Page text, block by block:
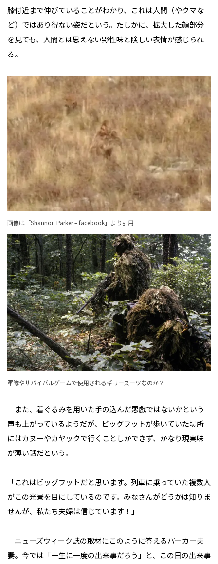
膝付近まで伸びていることがわかり、これは人間（やクマな
ど）ではあり得ない姿だという。たしかに、拡大した顔部分
を見ても、人間とは思えない野性味と険しい表情が感じられ
る。
画像は「Shannon Parker – facebook」より引用
軍隊やサバイバルゲームで使用されるギリースーツなのか？
また、着ぐるみを用いた手の込んだ悪戯ではないかという
声も上がっているようだが、ビッグフットが歩いていた場所
にはカヌーやカヤックで行くことしかできず、かなり現実味
が薄い話だという。
「これはビッグフットだと思います。列車に乗っていた複数人
がこの光景を目にしているのです。みなさんがどうかは知りま
せんが、私たち夫婦は信じています！」
ニューズウィーク誌の取材にこのように答えるパーカー夫
妻。今では「一生に一度の出来事だろう」と、この日の出来事